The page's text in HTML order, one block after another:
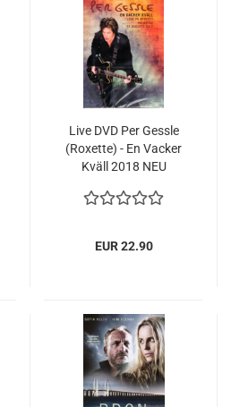
Live DVD Per Gessle
(Roxette) - En Vacker
Kväll 2018 NEU
EUR 22.90